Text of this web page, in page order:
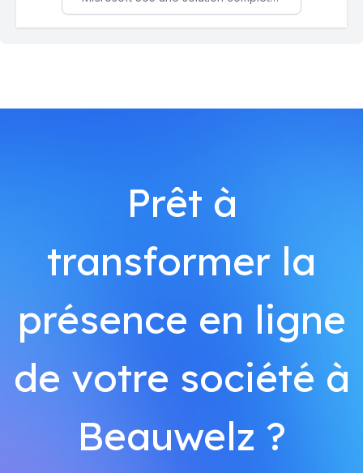
Prêt à
transformer la
présence en ligne
de votre société à
Beauwelz ?